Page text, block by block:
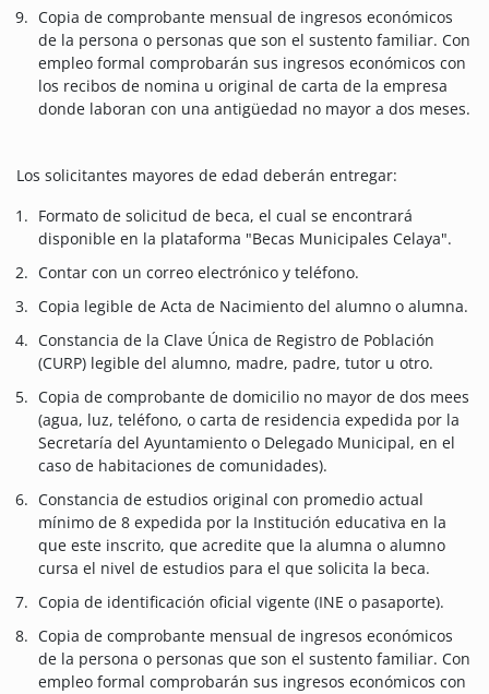
Copia de comprobante mensual de ingresos económicos
de la persona o personas que son el sustento familiar. Con
empleo formal comprobarán sus ingresos económicos con
los recibos de nomina u original de carta de la empresa
donde laboran con una antigüedad no mayor a dos meses.
Los solicitantes mayores de edad deberán entregar:
Formato de solicitud de beca, el cual se encontrará
disponible en la plataforma "Becas Municipales Celaya".
Contar con un correo electrónico y teléfono.
Copia legible de Acta de Nacimiento del alumno o alumna.
Constancia de la Clave Única de Registro de Población
(CURP) legible del alumno, madre, padre, tutor u otro.
Copia de comprobante de domicilio no mayor de dos mees
(agua, luz, teléfono, o carta de residencia expedida por la
Secretaría del Ayuntamiento o Delegado Municipal, en el
caso de habitaciones de comunidades).
Constancia de estudios original con promedio actual
mínimo de 8 expedida por la Institución educativa en la
que este inscrito, que acredite que la alumna o alumno
cursa el nivel de estudios para el que solicita la beca.
Copia de identificación oficial vigente (INE o pasaporte).
Copia de comprobante mensual de ingresos económicos
de la persona o personas que son el sustento familiar. Con
empleo formal comprobarán sus ingresos económicos con